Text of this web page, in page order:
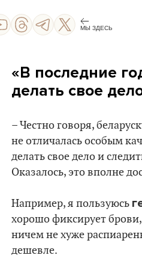
МЫ ЗДЕСЬ
«В последние
делать свое
– Честно говоря,
не отличалась особым
делать свое дело и
Оказалось, это вполне
Например, я пользуюсь
хорошо фиксирует
ничем не хуже
дешевле.